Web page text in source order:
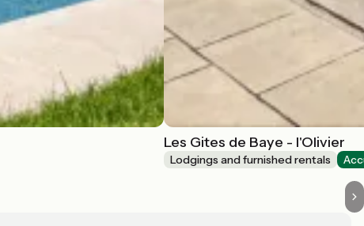
Les Gites de Baye - l'Olivier
Lodgings and furnished rentals